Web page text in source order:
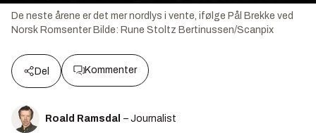
De neste årene er det mer nordlys i vente, ifølge Pål Brekke ved
Norsk Romsenter Bilde: Rune Stoltz Bertinussen/Scanpix
Del Kommenter
Roald Ramsdal – Journalist